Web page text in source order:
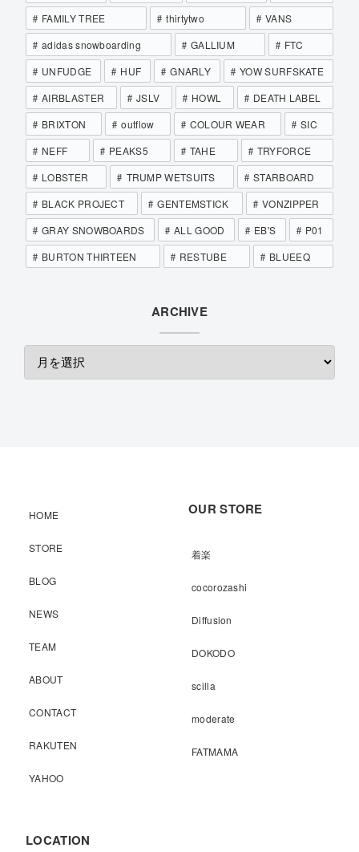
FAMILY TREE
thirtytwo
VANS
adidas snowboarding
GALLIUM
FTC
UNFUDGE
HUF GNARLY
YOW SURFSKATE
AIRBLASTER
JSLV HOWL
DEATH LABEL
BRIXTON
outflow COLOUR WEAR
SIC
NEFF
PEAKS5 TAHE
TRYFORCE
LOBSTER
TRUMP WETSUITS
STARBOARD
BLACK PROJECT
GENTEMSTICK
VONZIPPER
GRAY SNOWBOARDS
ALL GOOD EB'S
P01
BURTON THIRTEEN
RESTUBE BLUEEQ
ARCHIVE
HOME
STORE
BLOG
NEWS
TEAM
ABOUT
CONTACT
RAKUTEN
YAHOO
OUR STORE
着楽
cocorozashi
Diffusion
DOKODO
scilla
moderate
FATMAMA
LOCATION